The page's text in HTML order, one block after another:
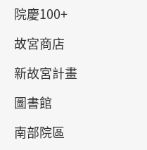
116年故宮典藏美學─春山
始！
下一則
「故宮100+院慶有獎徵答
院慶100+
故宮商店
新故宮計畫
圖書館
南部院區